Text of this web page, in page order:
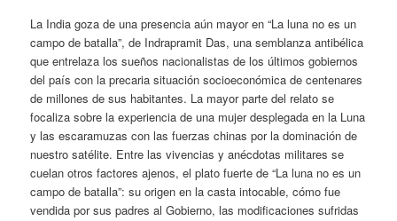
La India goza de una presencia aún mayor en “La luna no es un
campo de batalla”, de Indrapramit Das, una semblanza antibélica
que entrelaza los sueños nacionalistas de los últimos gobiernos
del país con la precaria situación socioeconómica de centenares
de millones de sus habitantes. La mayor parte del relato se
focaliza sobre la experiencia de una mujer desplegada en la Luna
y las escaramuzas con las fuerzas chinas por la dominación de
nuestro satélite. Entre las vivencias y anécdotas militares se
cuelan otros factores ajenos, el plato fuerte de “La luna no es un
campo de batalla”: su origen en la casta intocable, cómo fue
vendida por sus padres al Gobierno, las modificaciones sufridas